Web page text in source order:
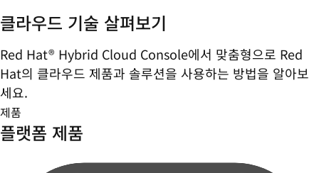
클라우드 기술 살펴보기
Red Hat® Hybrid Cloud Console에서 맞춤형으로 Red
Hat의 클라우드 제품과 솔루션을 사용하는 방법을 알아보
세요.
제품
플랫폼 제품